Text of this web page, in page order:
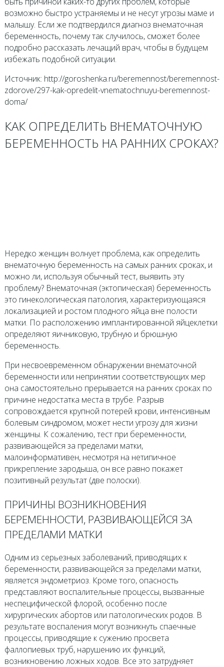
возможно быстро устраняемы и не несут угрозы маме и
малышу. Если же подтвердился диагноз внематочная
беременность, почему так случилось, сможет более
подробно рассказать лечащий врач, чтобы в будущем
избежать подобной ситуации.
Источник: http://goroshenka.ru/beremennost/beremennost-
zdorove/297-kak-opredelit-vnematochnuyu-beremennost-
doma/
КАК ОПРЕДЕЛИТЬ ВНЕМАТОЧНУЮ
БЕРЕМЕННОСТЬ НА РАННИХ СРОКАХ?
Нередко женщин волнует проблема, как определить
внематочную беременность на самых ранних сроках, и
можно ли, используя обычный тест, выявить эту
проблему? Внематочная (эктопическая) беременность
это гинекологическая патология, характеризующаяся
локализацией и ростом плодного яйца вне полости
матки. По расположению имплантированной яйцеклетки
определяют яичниковую, трубную и брюшную
беременность.
При несвоевременном обнаружении внематочной
беременности или непринятии соответствующих мер
она самостоятельно прерывается на ранних сроках по
причине недостатка места в трубе. Разрыв
сопровождается крупной потерей крови, интенсивным
болевым синдромом, может нести угрозу для жизни
женщины. К сожалению, тест при беременности,
развивающейся за пределами матки,
малоинформативен, несмотря на нетипичное
прикрепление зародыша, он все равно покажет
позитивный результат (две полоски).
ПРИЧИНЫ ВОЗНИКНОВЕНИЯ
БЕРЕМЕННОСТИ, РАЗВИВАЮЩЕЙСЯ ЗА
ПРЕДЕЛАМИ МАТКИ
Одним из серьезных заболеваний, приводящих к
беременности, развивающейся за пределами матки,
является эндометриоз. Кроме того, опасность
представляют воспалительные процессы, вызванные
неспецифической флорой, особенно после
хирургических абортов или патологических родов. В
результате воспаления могут возникнуть спаечные
процессы, приводящие к сужению просвета
фаллопиевых труб, нарушению их функций,
возникновению ложных ходов. Все это затрудняет